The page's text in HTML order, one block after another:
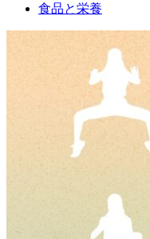
食品と栄養